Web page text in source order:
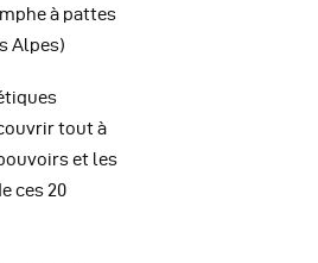
à pattes
Alpes)
tout à
et les
ces 20